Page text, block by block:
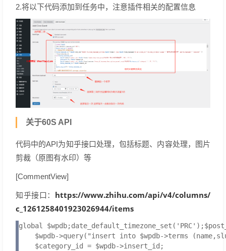
2.将以下代码添加到任务中，注意插件相关的配置信息
关于60S API
代码中的API为知乎接口处理，包括标题、内容处理，图片
剪裁（原图有水印）等
[CommentView]
知乎接口： https://www.zhihu.com/api/v4/columns/
c_1261258401923026944/items
global
$wpdb->query("insert into $wpdb->terms
$category_id = $wpdb->insert_id;